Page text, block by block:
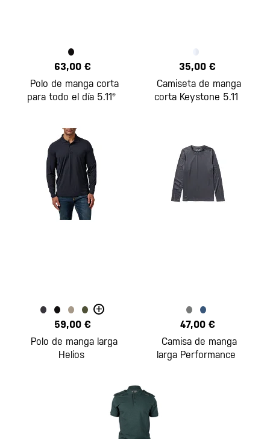
63,00 €
Polo de manga corta
para todo el día 5.11®
35,00 €
Camiseta de manga
corta Keystone 5.11
+
59,00 €
Polo de manga larga
Helios
47,00 €
Camisa de manga
larga Performance